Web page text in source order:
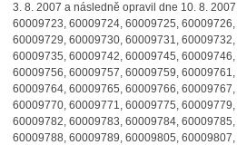
3. 8. 2007 a následně opravil dne 10. 8.
60009723, 60009724, 60009725,
60009729, 60009730, 60009731,
60009735, 60009742, 60009745,
60009756, 60009757, 60009759,
60009764, 60009765, 60009766,
60009770, 60009771, 60009775,
60009782, 60009783, 60009784,
60009788, 60009789, 60009805,